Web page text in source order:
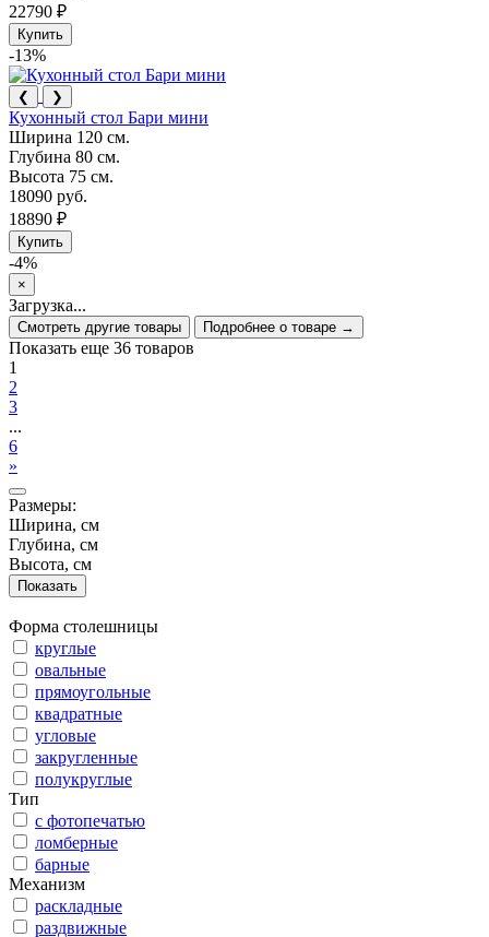
22790 ₽
Купить
-13%
❮ ❯
Кухонный стол Бари мини
Ширина 120 см.
Глубина 80 см.
Высота 75 см.
18090 руб.
18890 ₽
Купить
-4%
×
Загрузка...
Смотреть другие товары Подробнее о товаре →
Показать еще 36 товаров
1
2
3
...
6
»
Размеры:
Ширина, см
Глубина, см
Высота, см
Форма столешницы
круглые
овальные
прямоугольные
квадратные
угловые
закругленные
полукруглые
Тип
с фотопечатью
ломберные
барные
Механизм
раскладные
раздвижные